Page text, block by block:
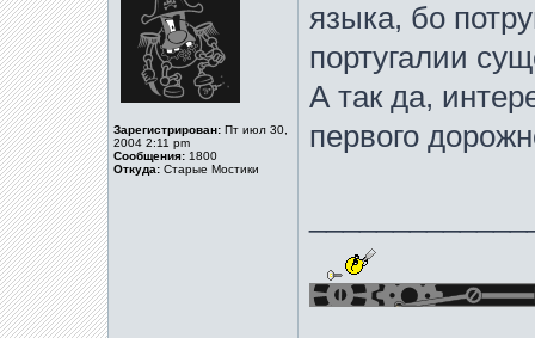
Зарегистрирован: Пт июл 30,
2004 2:11 pm
Сообщения: 1800
Откуда: Старые Мостики
языка, бо
португалии
А так да,
первого